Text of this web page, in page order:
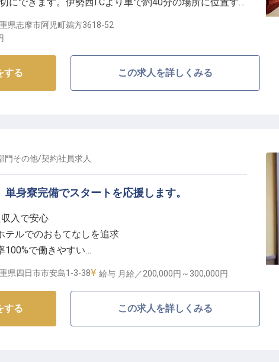
RESORTS 賢島」。フランス料理の調理技法をベースにし
自慢です。※この求人は2023年7月24日時点の情報で
県志摩市阿児町鵜方3618-52
する この求人を詳しくみる
門その他/契約社員求人
身寮完備でスタートを応援します。
入で安心
テルでのおもてなしを追求
100%で働きやすい
に便利な好立地
温まるひとときをお届けするため、料飲サービススタッ
県四日市市安島1-3-38 給与 月給／200,000円～ 300,000円
する この求人を詳しくみる